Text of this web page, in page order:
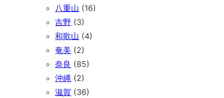
八重山 (16)
吉野 (3)
和歌山 (4)
奄美 (2)
奈良 (85)
沖縄 (2)
滋賀 (36)